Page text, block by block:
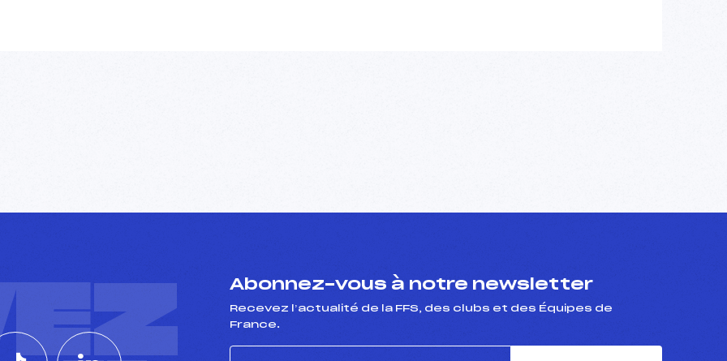
Abonnez-vous à notre newsletter
Recevez l’actualité de la FFS, des clubs et des Équipes de
France.